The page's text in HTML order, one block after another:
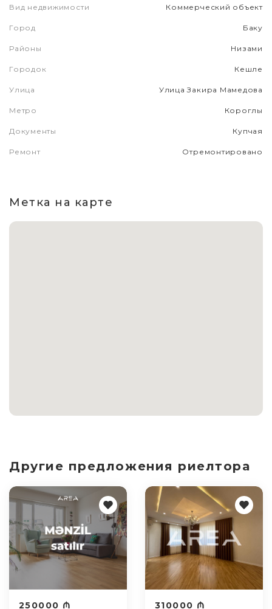
Вид недвижимости Коммерческий объект
Город Баку
Районы Низами
Городок Кешле
Улица Улица Закира Мамедова
Метро Короглы
Документы Купчая
Ремонт Отремонтировано
Метка на карте
Другие предложения риелтора
250000 ₼ 310000 ₼